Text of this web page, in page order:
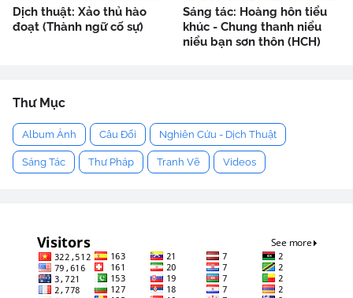
Dịch thuật: Xảo thủ hào
đoạt (Thành ngữ cố sự)
Sáng tác: Hoàng hôn tiểu
khúc - Chung thanh niểu
niểu bạn sơn thôn (HCH)
Thư Mục
Album Ảnh Câu Đối Nghiên Cứu - Dịch Thuật
Sáng Tác Thư Pháp Tranh Vẽ Videos